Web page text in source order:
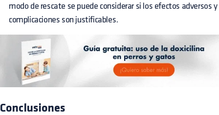
modo de rescate se puede considerar si los efectos adversos y
complicaciones son justificables.
Conclusiones